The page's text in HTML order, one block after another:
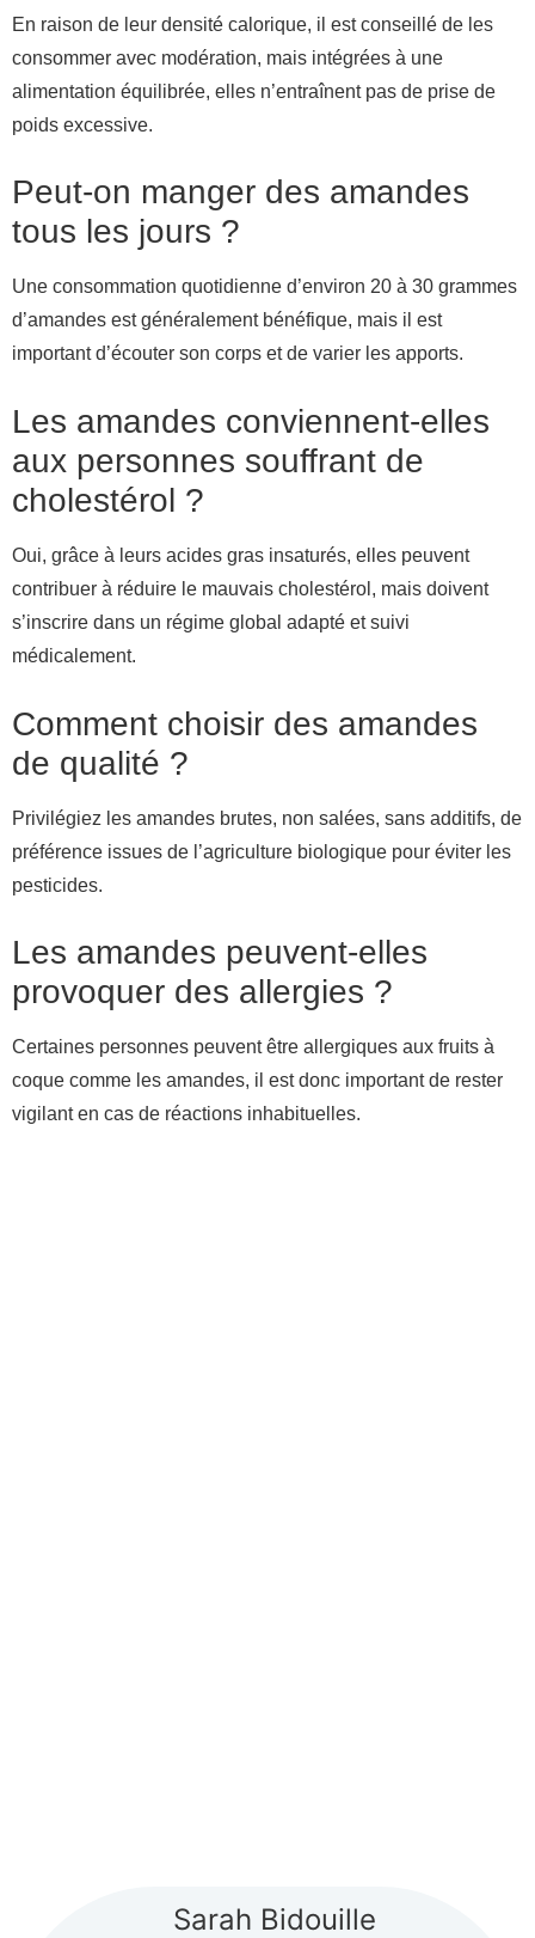
En raison de leur densité calorique, il est conseillé de les
consommer avec modération, mais intégrées à une
alimentation équilibrée, elles n’entraînent pas de prise de
poids excessive.
Peut-on manger des amandes
tous les jours ?
Une consommation quotidienne d’environ 20 à 30 grammes
d’amandes est généralement bénéfique, mais il est
important d’écouter son corps et de varier les apports.
Les amandes conviennent-elles
aux personnes souffrant de
cholestérol ?
Oui, grâce à leurs acides gras insaturés, elles peuvent
contribuer à réduire le mauvais cholestérol, mais doivent
s’inscrire dans un régime global adapté et suivi
médicalement.
Comment choisir des amandes
de qualité ?
Privilégiez les amandes brutes, non salées, sans additifs, de
préférence issues de l’agriculture biologique pour éviter les
pesticides.
Les amandes peuvent-elles
provoquer des allergies ?
Certaines personnes peuvent être allergiques aux fruits à
coque comme les amandes, il est donc important de rester
vigilant en cas de réactions inhabituelles.
Sarah Bidouille